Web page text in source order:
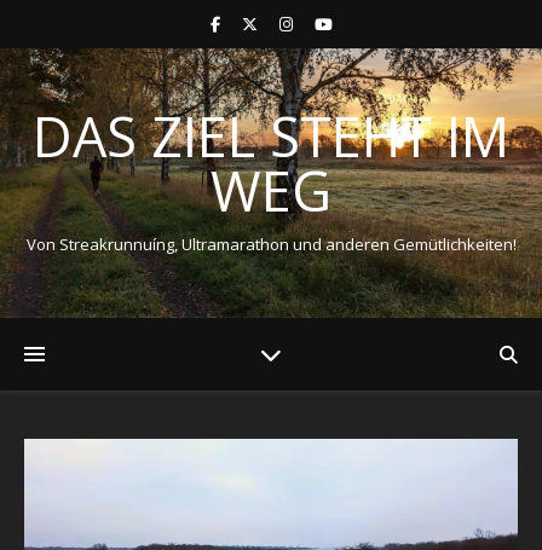
DAS ZIEL STEHT IM
WEG
Von Streakrunnuíng, Ultramarathon und anderen Gemütlichkeiten!